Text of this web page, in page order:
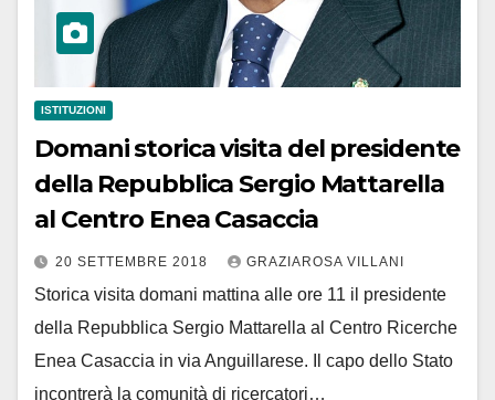
ISTITUZIONI
Domani storica visita del presidente
della Repubblica Sergio Mattarella
al Centro Enea Casaccia
20 SETTEMBRE 2018 GRAZIAROSA VILLANI
Storica visita domani mattina alle ore 11 il presidente
della Repubblica Sergio Mattarella al Centro Ricerche
Enea Casaccia in via Anguillarese. Il capo dello Stato
incontrerà la comunità di ricercatori…